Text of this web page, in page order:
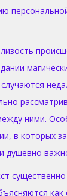
ними.
в которых
душевно
как